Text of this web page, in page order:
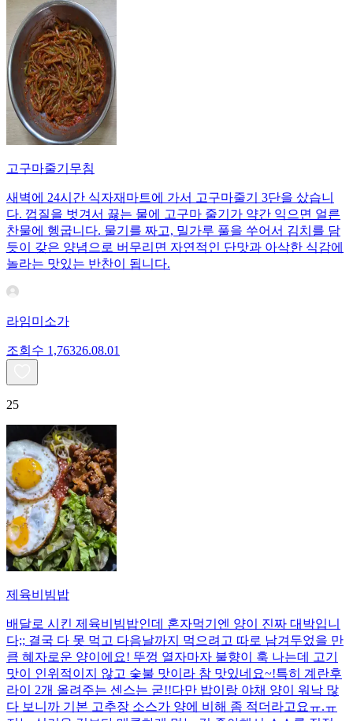
고구마줄기무침
새벽에 24시간 식자재마트에 가서 고구마줄기 3단을 샀습니
다. 껍질을 벗겨서 끓는 물에 고구마 줄기가 약간 익으면 얼른
찬물에 헹굽니다. 물기를 짜고, 밀가루 풀을 쑤어서 김치를 담
듯이 갖은 양념으로 버무리면 자연적인 단맛과 아삭한 식감에
놀라는 맛있는 반찬이 됩니다.
라임미소가
조회수 1,76326.08.01
25
제육비빔밥
배달로 시킨 제육비빔밥인데 혼자먹기엔 양이 진짜 대박입니
다;; 결국 다 못 먹고 다음날까지 먹으려고 따로 남겨두었을 만
큼 혜자로운 양이에요! 뚜껑 열자마자 불향이 훅 나는데 고기
맛이 인위적이지 않고 숯불 맛이라 참 맛있네요~!특히 계란후
라이 2개 올려주는 센스는 굳!! ​다만 밥이랑 야채 양이 워낙 많
다 보니까 기본 고추장 소스가 양에 비해 좀 적더라고요ㅠ.ㅠ